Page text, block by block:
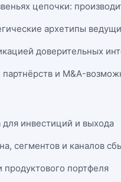
цепочки:
архетипы
доверительных
и M&A-
инвестиций и выхода
сегментов и каналов
продуктового портфеля